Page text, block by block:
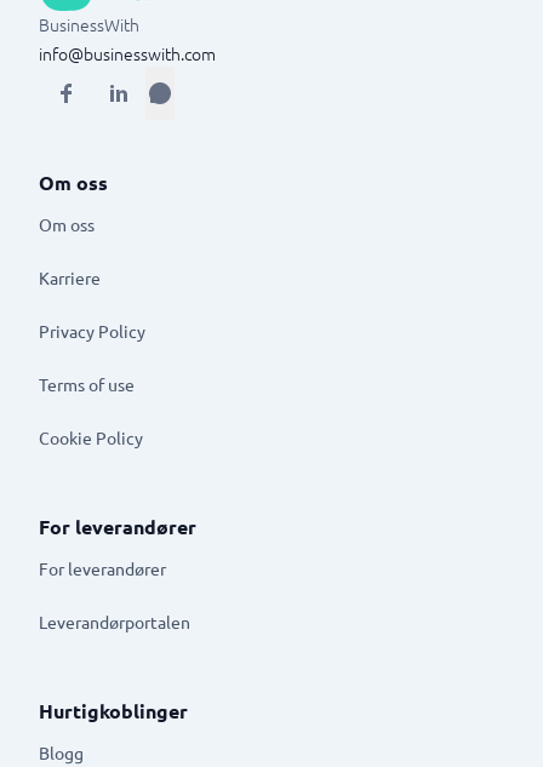
BusinessWith
info@businesswith.com
Om oss
Om oss
Karriere
Privacy Policy
Terms of use
Cookie Policy
For leverandører
For leverandører
Leverandørportalen
Hurtigkoblinger
Blogg